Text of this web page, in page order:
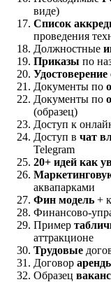
виде)
Список
проведения
Должностные
Приказы по
Удостоверение
Документы по
Документы по
(образец)
Доступ к
Доступ в чат
Telegram
20+ идей как
аквапарками
Фин модель +
Финансово-
Пример
аттракционе
Трудовые
Договор
Образец